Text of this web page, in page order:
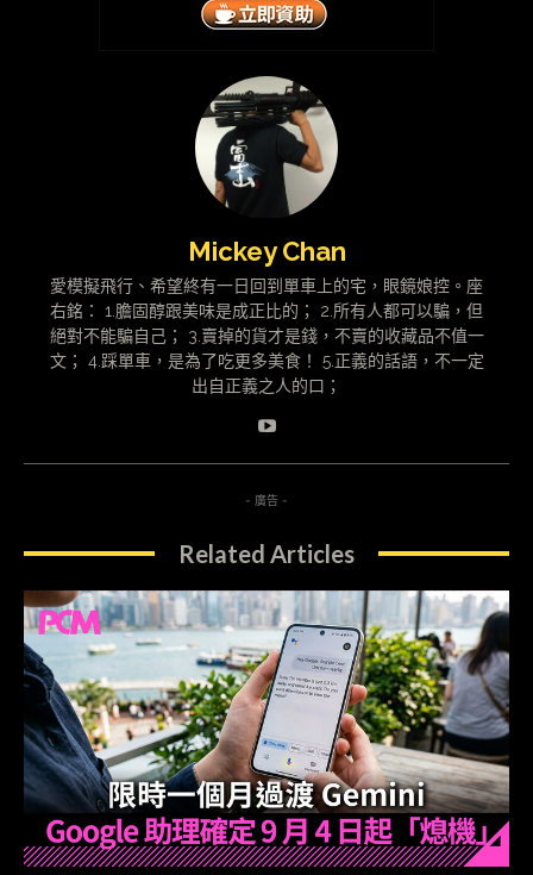
Mickey Chan
愛模擬飛行、希望終有一日回到單車上的宅，眼鏡娘控。座
右銘： 1.膽固醇跟美味是成正比的； 2.所有人都可以騙，但
絕對不能騙自己； 3.賣掉的貨才是錢，不賣的收藏品不值一
文； 4.踩單車，是為了吃更多美食！ 5.正義的話語，不一定
出自正義之人的口；
- 廣告 -
Related Articles